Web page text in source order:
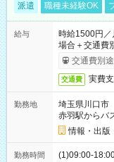
派遣 職種未経験OK
給与
時給1500円
場合＋交通費
交通費別
交通費 実費
勤務地
埼玉県川口市
赤羽駅からバ
情報・出版
勤務時間 (1)09:00-